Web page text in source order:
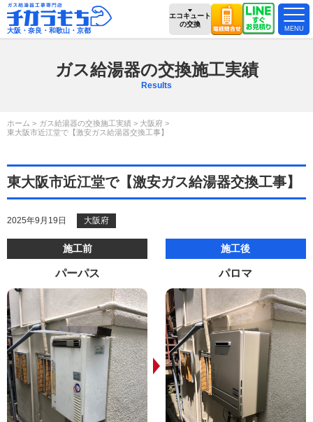
大阪・奈良・和歌山・京都
エコキュート
の交換
ガス給湯器の交換施工実績
Results
ホーム ガス給湯器の交換施工実績
大阪府
東大阪市近江堂で【激安ガス給湯器交換工事】
東大阪市近江堂で【激安ガス給湯器交換工事】
2025年9月19日 大阪府
施工前
パーパス
施工後
パロマ